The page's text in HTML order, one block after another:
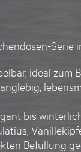
Serie
, ideal zum
bis
Befüllung